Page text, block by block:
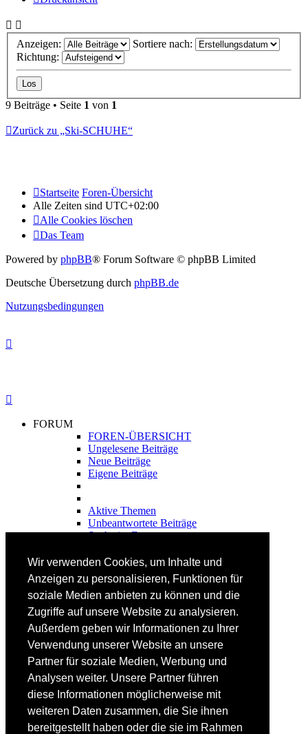
Wir verwenden Cookies, um Inhalte und
Anzeigen zu personalisieren, Funktionen für
soziale Medien anbieten zu können und die
Zugriffe auf unsere Website zu analysieren.
Außerdem geben wir Informationen zu Ihrer
Verwendung unserer Website an unsere
Partner für soziale Medien, Werbung und
Analysen weiter. Unsere Partner führen
diese Informationen möglicherweise mit
weiteren Daten zusammen, die Sie ihnen
bereitgestellt haben oder die sie im Rahmen
Anzeigen:
Sortiere nach:
Richtung:
9 Beiträge • Seite 1 von 1
Zurück zu „Ski-SCHUHE“
Startseite Foren-Übersicht
Alle Zeiten sind UTC+02:00
Alle Cookies löschen
Das Team
Powered by phpBB® Forum Software © phpBB Limited
Deutsche Übersetzung durch phpBB.de
Nutzungsbedingungen
FORUM
FOREN-ÜBERSICHT
Ungelesene Beiträge
Neue Beiträge
Eigene Beiträge
Aktive Themen
Unbeantwortete Beiträge
Suche im Forum
FAHRTECHNIK
Fortgeschrittene
Lehrplan
Videoanalyse
SKI
SKITEST
Ski-FAQ
Tipps Ski-Kauf
Ski-Typen
Skishops
EQUIPMENT